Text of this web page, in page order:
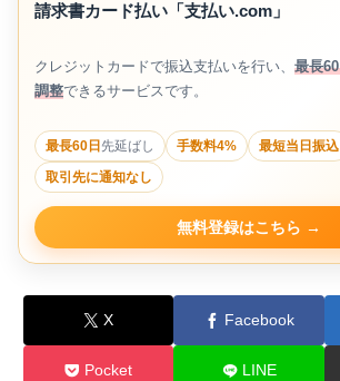
請求書カード払い「支払い.com」
クレジットカードで振込支払いを行い、 最長
調整できるサービスです。
最長60日先延ばし 手数料4%
最短当日振込
取引先に通知なし
無料登録はこちら
X Facebook
Pocket LINE